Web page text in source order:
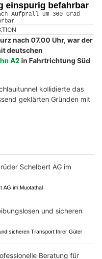
einspurig befahrbar
nach 07.00 Uhr, war der
deutschen
A2 in Fahrtrichtung Süd
kollidierte das
geklärten Gründen mit
AG im Muotathal
sicheren Transport Ihrer Güter